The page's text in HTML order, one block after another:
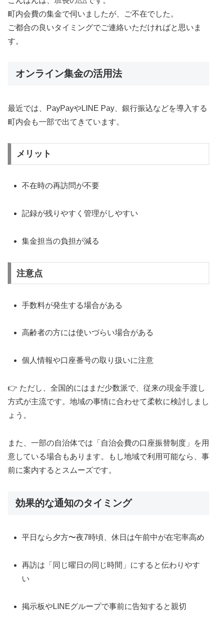
町内会費の集金で伺いましたが、ご不在でした。
ご都合の良いタイミングでご連絡いただければと思いま
す。
オンライン集金の活用法
最近では、PayPayやLINE Pay、銀行振込などを導入する
町内会も一部で出てきています。
メリット
不在時の再訪問が不要
記録が残りやすく管理がしやすい
集金担当の負担が減る
注意点
手数料が発生する場合がある
高齢者の方には使いづらい場合がある
個人情報や口座番号の取り扱いに注意
👉 ただし、全国的にはまだ少数派で、従来の現金手渡し
方式が主流です。地域の事情に合わせて柔軟に検討しまし
ょう。
また、一部の自治体では「自治会費の口座振替制度」を用
意している場合もあります。もし地域で利用可能なら、事
前に案内するとスムーズです。
効果的な通知のタイミング
平日なら夕方〜夜7時頃、休日は午前中が在宅率高め
再訪は「同じ曜日の同じ時間」にすると伝わりやす
い
掲示板やLINEグループで事前に告知すると親切